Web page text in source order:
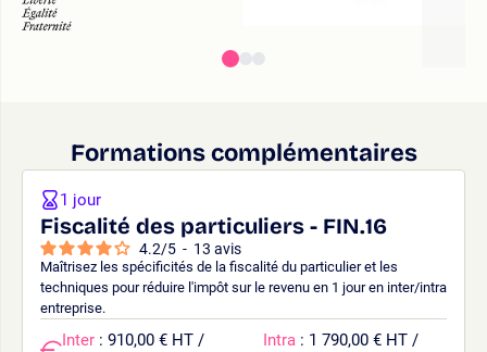
Formations complémentaires
Fiscalité des particuliers - FIN.16
4.2/5 - 13 avis
Maîtrisez les spécificités de la fiscalité du particulier et les
techniques pour réduire l'impôt sur le revenu en 1 jour en inter/intra
entreprise.
1 jour
Inter : 910,00 € HT /
Intra : 1 790,00 € HT /